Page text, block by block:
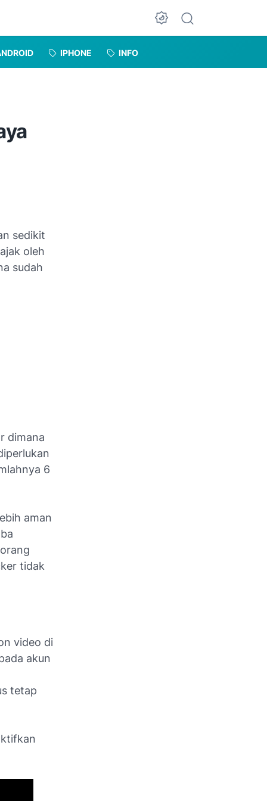
Dark Mode
IPHONE INFO
sedikit
oleh
sudah
dimana
6
aman
tidak
video di
akun
tetap